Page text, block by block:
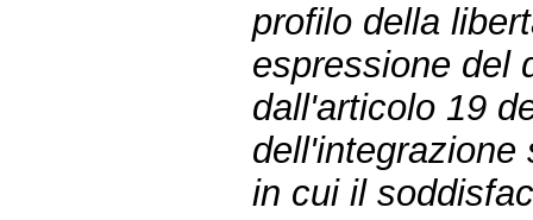
profilo della
espressione del
dall'articolo 19
dell'integrazione
in cui il